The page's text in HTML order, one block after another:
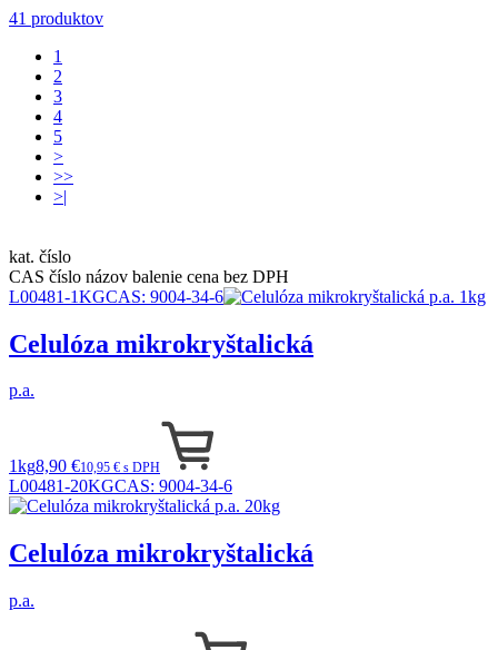
41 produktov
1
2
3
4
5
>
>>
>|
kat. číslo
CAS číslo názov balenie cena bez DPH
L00481-1KGCAS: 9004-34-6
Celulóza mikrokryštalická
p.a.
1kg8,90 €10,95 € s DPH
L00481-20KGCAS: 9004-34-6
Celulóza mikrokryštalická
p.a.